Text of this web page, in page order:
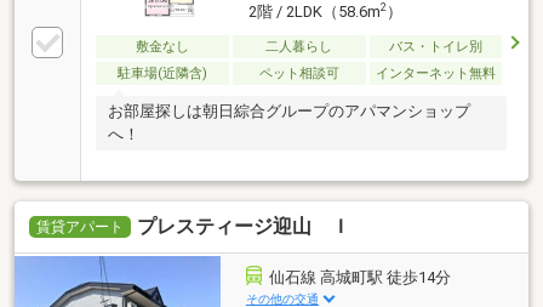
2階 / 2LDK（58.6m2）
敷金なし 二人暮らし
バス・トイレ別
駐車場(近隣含)
ペット相談可 インターネット無料
お部屋探しは朝日綜合グループのアパマンショップ
へ！
賃貸アパート プレスティージ迎山 Ｉ
仙石線 高城町駅 徒歩14分
その他の交通